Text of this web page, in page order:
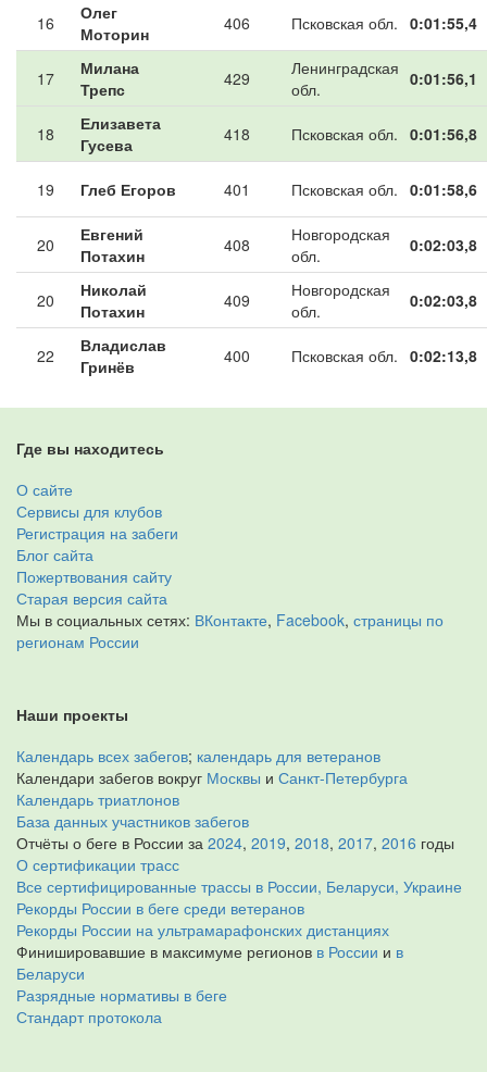
16
Олег
Моторин
406 Псковская обл. 0:01:55,4
17
Милана
Трепс
429
Ленинградская
обл.
0:01:56,1
18
Елизавета
Гусева
418 Псковская обл. 0:01:56,8
19 Глеб Егоров 401 Псковская обл. 0:01:58,6
20
Евгений
Потахин
408
Новгородская
обл.
0:02:03,8
20
Николай
Потахин
409
Новгородская
обл.
0:02:03,8
22
Владислав
Гринёв
400 Псковская обл. 0:02:13,8
Где вы находитесь
О сайте
Сервисы для клубов
Регистрация на забеги
Блог сайта
Пожертвования сайту
Старая версия сайта
Мы в социальных сетях: ВКонтакте, Facebook, страницы по
регионам России
Наши проекты
Календарь всех забегов; календарь для ветеранов
Календари забегов вокруг Москвы и Санкт-Петербурга
Календарь триатлонов
База данных участников забегов
Отчёты о беге в России за 2024, 2019, 2018, 2017, 2016 годы
О сертификации трасс
Все сертифицированные трассы в России, Беларуси, Украине
Рекорды России в беге среди ветеранов
Рекорды России на ультрамарафонских дистанциях
Финишировавшие в максимуме регионов в России и в
Беларуси
Разрядные нормативы в беге
Стандарт протокола